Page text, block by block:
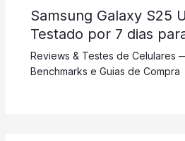
Samsung Galaxy S25
Testado por 7 dias
Reviews & Testes de Celulares
Benchmarks e Guias de Compra